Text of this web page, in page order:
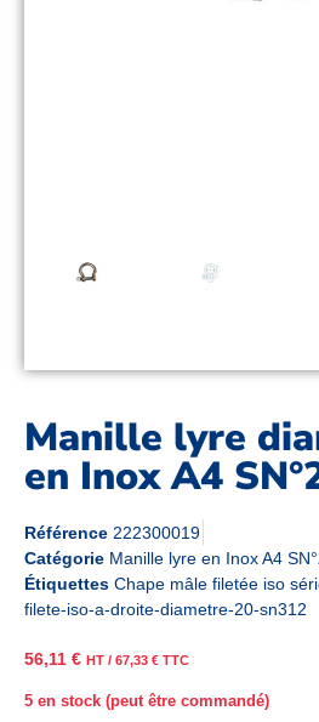
Manille lyre
en Inox A4
Référence 222300019
Catégorie Manille lyre en Inox A4
Étiquettes Chape mâle filetée iso
filete-iso-a-droite-diametre-20-sn312
56,11 € HT / 67,33 € TTC
5 en stock (peut être commandé)